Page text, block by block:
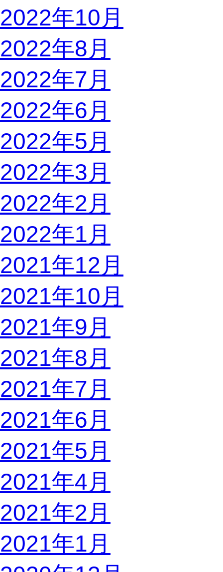
2022年10月
2022年8月
2022年7月
2022年6月
2022年5月
2022年3月
2022年2月
2022年1月
2021年12月
2021年10月
2021年9月
2021年8月
2021年7月
2021年6月
2021年5月
2021年4月
2021年2月
2021年1月